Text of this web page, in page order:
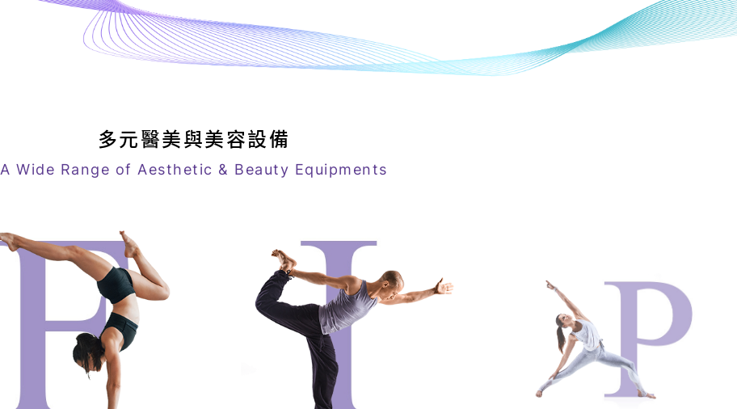
多元醫美與美容設備
A Wide Range of Aesthetic & Beauty Equipments